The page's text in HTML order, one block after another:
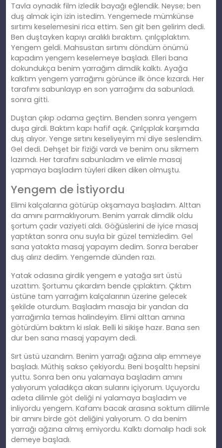
Tavla oynadık film izledik bayağı eğlendik. Neyse; ben
duş almak için izin istedim. Yengemede mümkünse
sırtımı keselemesini rica ettim. Sen git ben gelirim dedi.
Ben duştayken kapıyı aralıklı bıraktım. çırılçıplaktım.
Yengem geldi. Mahsustan sırtımı döndüm önümü
kapadım yengem keselemeye başladı. Elleri bana
dokundukça benim yarrağım dimdik kalktı. Ayağa
kalktım yengem yarrağımı görünce ilk önce kızardı. Her
tarafımı sabunlayıp en son yarrağımı da sabunladı.
sonra gitti.
Duştan çıkıp odama geçtim. Benden sonra yengem
duşa girdi. Baktım kapı hafif açık. Çırılçıplak karşımda
duş alıyor. Yenge sırtını keseliyeyim mi diye seslendim.
Gel dedi. Dehşet bir fiziği vardı ve benim onu sikmem
lazımdı. Her tarafını sabunladım ve elimle masaj
yapmaya başladım tüyleri diken diken olmuştu.
Yengem de İstiyordu
Elimi kalçalarına götürüp okşamaya başladım. Alttan
da amını parmaklıyorum. Benim yarrak dimdik oldu
şortum çadır vaziyeti aldı. Göğüslerini de iyice masaj
yaptıktan sonra onu suyla bir güzel temizledim. Gel
sana yatakta masaj yapayım dedim. Sonra beraber
duş alırız dedim. Yengemde dünden razı.
Yatak odasına girdik yengem e yatağa sırt üstü
uzattım. Şortumu çıkardım bende çıplaktım. Çıktım
üstüne tam yarrağım kalçalarının üzerine gelecek
şekilde oturdum. Başladım masaja bir yandan da
yarrağımla temas halindeyim. Elimi alttan amına
götürdüm baktım ki ıslak. Belli ki sikişe hazır. Bana sen
dur ben sana masaj yapayım dedi.
Sırt üstü uzandım. Benim yarrağı ağzına alıp emmeye
başladı. Müthiş sakso çekiyordu. Beni boşalttı hepsini
yuttu. Sonra ben onu yalamaya başladım amını
yalıyorum yaladıkça akan sularını içiyorum. Uçuyordu
adeta dilimle göt deliği ni yalamaya başladım ve
inliyordu yengem. Kafamı bacak arasına soktum dilimle
bir amını birde göt deliğini yalıyorum. O da benim
yarrağı ağzına almış emiyordu. Kalktı domalıp hadi sok
demeye başladı.